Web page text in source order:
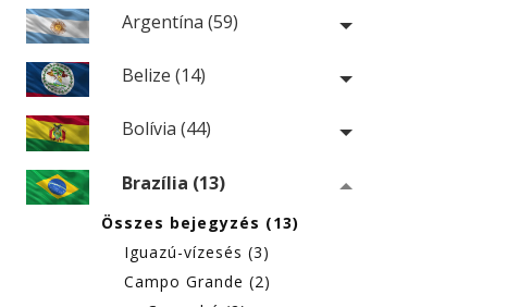
Argentína (59)
Belize (14)
Bolívia (44)
Brazília (13)
Összes bejegyzés (13)
Iguazú-vízesés (3)
Campo Grande (2)